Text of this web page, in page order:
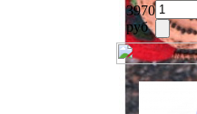
3970
руб